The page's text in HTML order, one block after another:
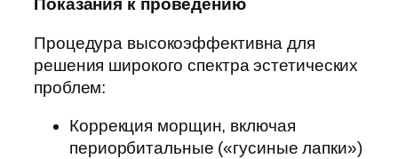
Показания к проведению
Процедура высокоэффективна для
решения широкого спектра эстетических
проблем:
Коррекция морщин, включая
периорбитальные («гусиные лапки»)